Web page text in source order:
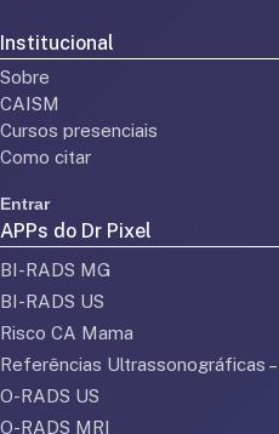
Institucional
Sobre
CAISM
Cursos presenciais
Como citar
Entrar
APPs do Dr Pixel
BI-RADS MG
BI-RADS US
Risco CA Mama
Referências Ultrassonográficas
O-RADS US
O-RADS MRI